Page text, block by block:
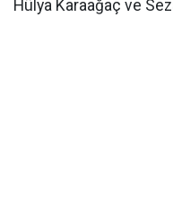
Hülya Karaağaç ve